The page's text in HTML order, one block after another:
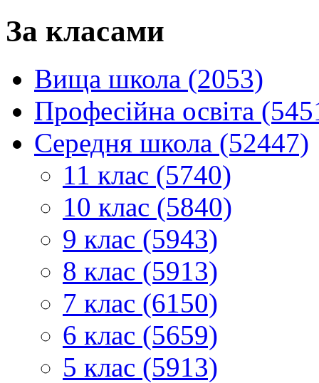
За класами
Вища школа (2053)
Професійна освіта
Середня школа (52447)
11 клас (5740)
10 клас (5840)
9 клас (5943)
8 клас (5913)
7 клас (6150)
6 клас (5659)
5 клас (5913)